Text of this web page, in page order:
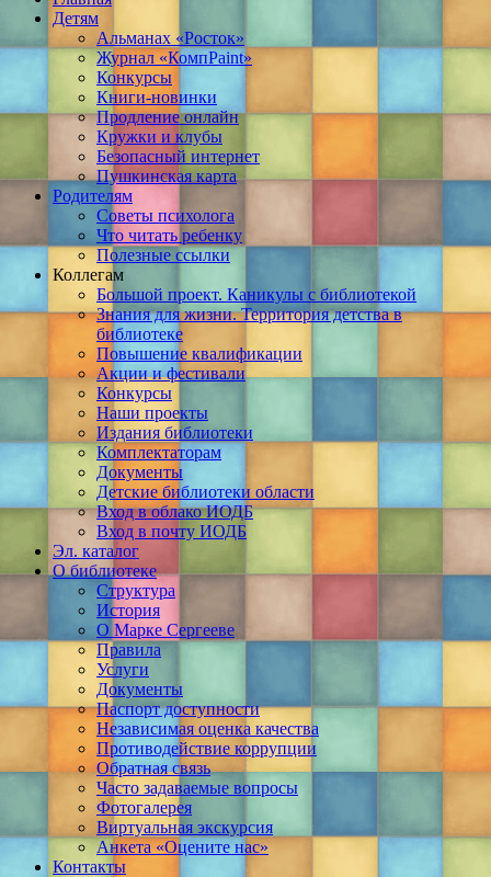
Детям
Альманах «Росток»
Журнал «КомпPaint»
Конкурсы
Книги-новинки
Продление онлайн
Кружки и клубы
Безопасный интернет
Пушкинская карта
Родителям
Советы психолога
Что читать ребенку
Полезные ссылки
Коллегам
Большой проект. Каникулы с библиотекой
Знания для жизни. Территория детства в
библиотеке
Повышение квалификации
Акции и фестивали
Конкурсы
Наши проекты
Издания библиотеки
Комплектаторам
Документы
Детские библиотеки области
Вход в облако ИОДБ
Вход в почту ИОДБ
Эл. каталог
О библиотеке
Структура
История
О Марке Сергееве
Правила
Услуги
Документы
Паспорт доступности
Независимая оценка качества
Противодействие коррупции
Обратная связь
Часто задаваемые вопросы
Фотогалерея
Виртуальная экскурсия
Анкета «Оцените нас»
Контакты